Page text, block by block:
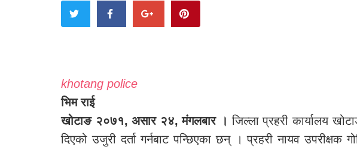
khotang police
भिम राई
खोटाङ २०७१, असार २४, मंगलबार । जिल्ला प्रहरी कार्यालय
दिएको उजुरी दर्ता गर्नबाट पन्छिएका छन् । प्रहरी नायव उपरीक्षक